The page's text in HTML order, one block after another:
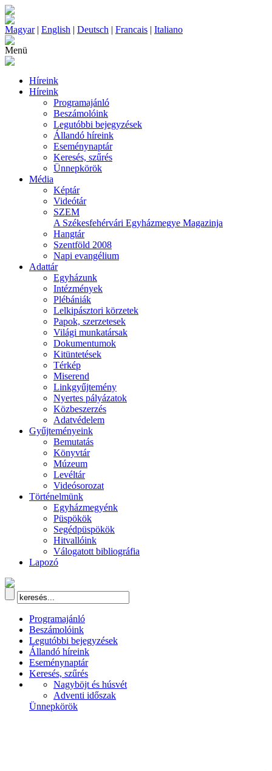
Magyar| English | Deutsch | Francais | Italiano
Menü
Híreink
Híreink
Programajánló
Beszámolóink
Legutóbbi bejegyzések
Állandó híreink
Eseménynaptár
Keresés, szűrés
Ünnepkörök
Média
Képtár
Videótár
SZEM
A Székesfehérvári Egyházmegye Magazinja
Hangtár
Szentföld 2008
Napi evangélium
Adattár
Egyházunk
Intézmények
Plébániák
Lelkipásztori körzetek
Papok, szerzetesek
Világi munkatársak
Dokumentumok
Kitüntetések
Térkép
Miserend
Linkgyűjtemény
Nyertes pályázatok
Közbeszerzés
Adatvédelem
Gyűjteményeink
Bemutatás
Könyvtár
Múzeum
Levéltár
Videósorozat
Történelmünk
Egyházmegyénk
Püspökök
Segédpüspökök
Hitvallóink
Válogatott bibliográfia
Lapozó
Programajánló
Beszámolóink
Legutóbbi bejegyzések
Állandó híreink
Eseménynaptár
Keresés, szűrés
Nagyböjt és húsvét
Adventi időszak
Ünnepkörök